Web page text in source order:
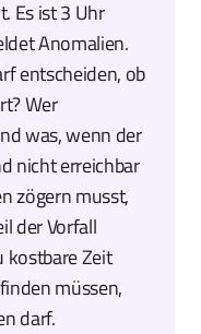
Es ist 3 Uhr
Anomalien.
entscheiden, ob
Wer
was, wenn der
nicht erreichbar
zögern musst,
der Vorfall
kostbare Zeit
müssen,
darf.